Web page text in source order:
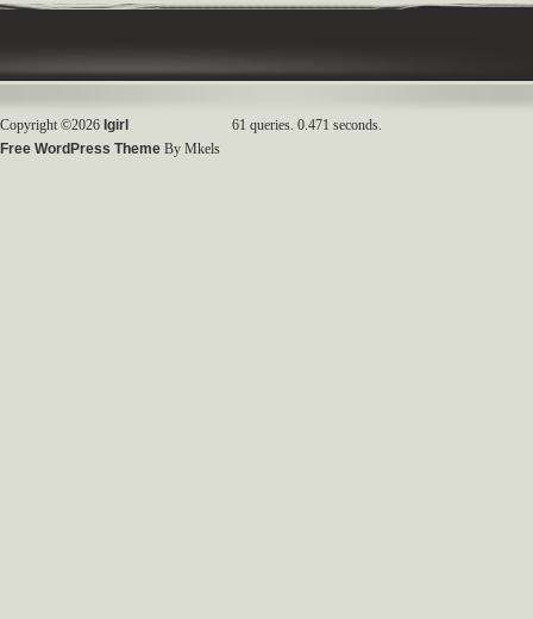
Copyright ©2026 Igirl
Free WordPress Theme By Mkels
61 queries. 0.471 seconds.